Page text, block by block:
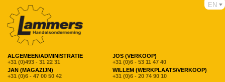
ALGEMEEN/ADMINISTRATIE
+31 (0)493 - 31 22 31
JOS (VERKOOP)
+31 (0)6 - 53 11 47 40
JAN (MAGAZIJN)
+31 (0)6 - 47 00 50 42
WILLEM (WERKPLAATS/VERKOOP)
+31 (0)6 - 20 74 90 10
EN